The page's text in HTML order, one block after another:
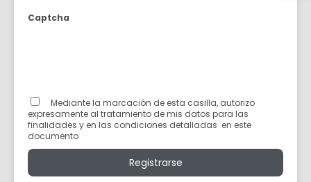
Captcha
Mediante la marcación de esta casilla, autorizo
expresamente al tratamiento de mis datos para las
finalidades y en las condiciones detalladas en este
documento
Registrarse